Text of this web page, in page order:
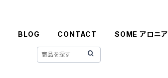
BLOG CONTACT SOME アロニア